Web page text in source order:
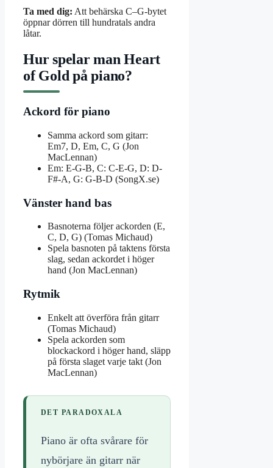
Ta med dig: Att behärska C–G-bytet
öppnar dörren till hundratals andra
låtar.
Hur spelar man Heart
of Gold på piano?
Ackord för piano
Samma ackord som gitarr:
Em7, D, Em, C, G (Jon
MacLennan)
Em: E-G-B, C: C-E-G, D: D-
F#-A, G: G-B-D (SongX.se)
Vänster hand bas
Basnoterna följer ackorden (E,
C, D, G) (Tomas Michaud)
Spela basnoten på taktens första
slag, sedan ackordet i höger
hand (Jon MacLennan)
Rytmik
Enkelt att överföra från gitarr
(Tomas Michaud)
Spela ackorden som
blockackord i höger hand, släpp
på första slaget varje takt (Jon
MacLennan)
DET PARADOXALA
Piano är ofta svårare för
nybörjare än gitarr när